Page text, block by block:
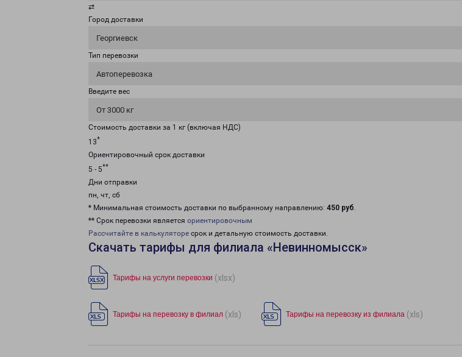
⇄
Город доставки
Георгиевск
Тип перевозки
Автоперевозка
Введите вес
От 3000 кг
Стоимость доставки за 1 кг (включая НДС)
13*
Ориентировочный срок доставки
5 - 5**
Дни отправки
пн, чт, сб
* Минимальная стоимость доставки по выбранному направлению: 450 руб.
** Срок перевозки является ориентировочным
Рассчитайте в калькуляторе срок и детальную стоимость доставки.
Скачать тарифы для филиала «Невинномысск»
Тарифы на услуги перевозки (xlsx)
Тарифы на перевозку в филиал (xls) Тарифы на перевозку из филиала (xls)